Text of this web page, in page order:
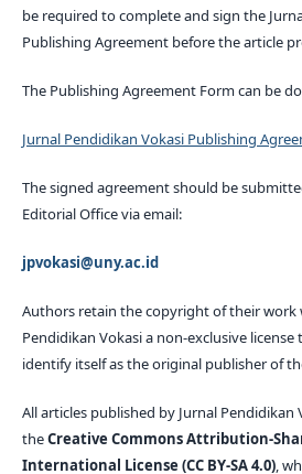
be required to complete and sign the
Publishing Agreement before the article
The Publishing Agreement Form can be
Jurnal Pendidikan Vokasi Publishing
The signed agreement should be
Editorial Office via email:
jpvokasi@uny.ac.id
Authors retain the copyright of their work
Pendidikan Vokasi a non-exclusive
identify itself as the original publisher of
All articles published by Jurnal Pendidikan
theCreative Commons Attribution-
International License (CC BY-SA 4.0),